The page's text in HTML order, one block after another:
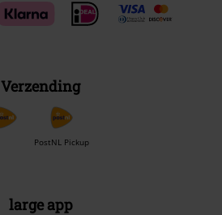
Verzending
PostNL Pickup
large app